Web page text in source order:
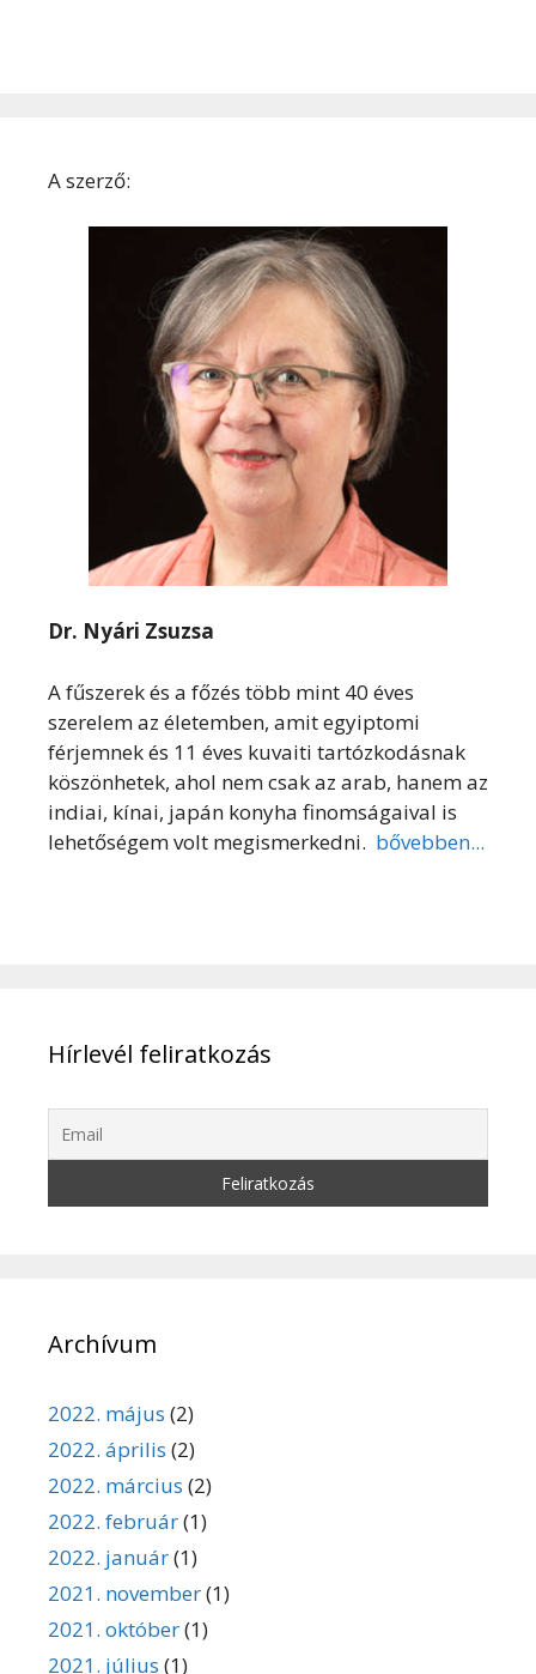
A szerző:
Dr. Nyári Zsuzsa
A fűszerek és a főzés több mint 40 éves
szerelem az életemben, amit egyiptomi
férjemnek és 11 éves kuvaiti tartózkodásnak
köszönhetek, ahol nem csak az arab, hanem az
indiai, kínai, japán konyha finomságaival is
lehetőségem volt megismerkedni. bővebben...
Hírlevél feliratkozás
Archívum
2022. május (2)
2022. április (2)
2022. március (2)
2022. február(1)
2022. január(1)
2021. november(1)
2021. október(1)
2021. július (1)